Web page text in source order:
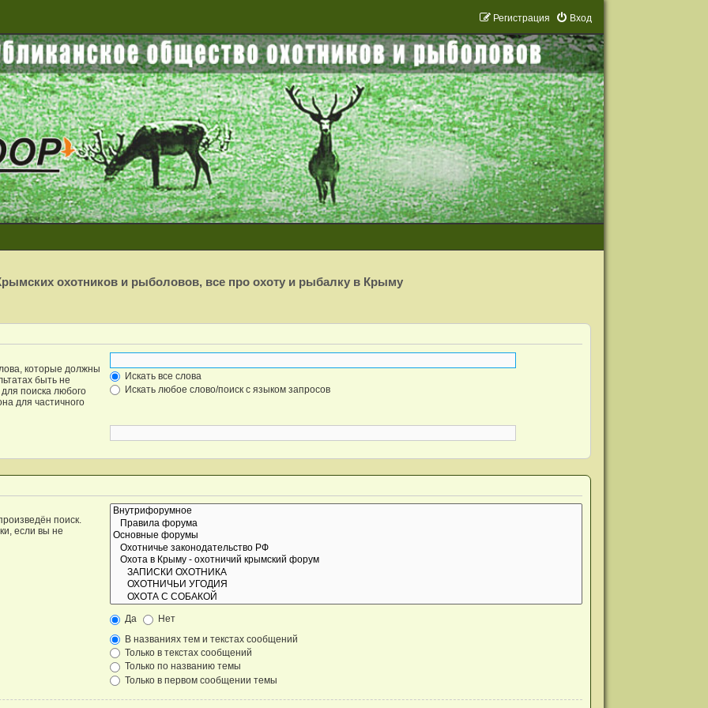
Вход
Регистрация
охотников и рыболовов, все про охоту и рыбалку в Крыму
которые должны
быть не
поиска любого
для частичного
Искать все слова
Искать любое слово/поиск с языком запросов
поиск.
если вы не
Да
Нет
В названиях тем и текстах сообщений
Только в текстах сообщений
Только по названию темы
Только в первом сообщении темы